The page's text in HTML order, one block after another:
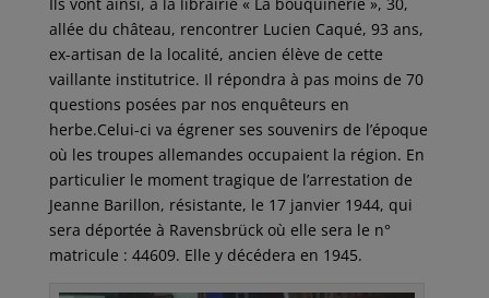
allée du château, rencontrer Lucien Caqué, 93 ans,
ex-artisan de la localité, ancien élève de cette
vaillante institutrice. Il répondra à pas moins de 70
questions posées par nos enquêteurs en
herbe.Celui-ci va égrener ses souvenirs de l’époque
où les troupes allemandes occupaient la région. En
particulier le moment tragique de l’arrestation de
Jeanne Barillon, résistante, le 17 janvier 1944, qui
sera déportée à Ravensbrück où elle sera le n°
matricule : 44609. Elle y décédera en 1945.